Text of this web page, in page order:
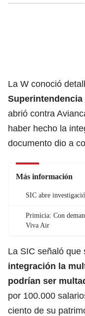
La W conoció
Superintendencia
abrió contra
haber hecho la
documento dio a
Más información
SIC abre
Primicia: Con
Viva Air
La SIC señaló que
integración la
podrían ser
por 100.000
ciento de su